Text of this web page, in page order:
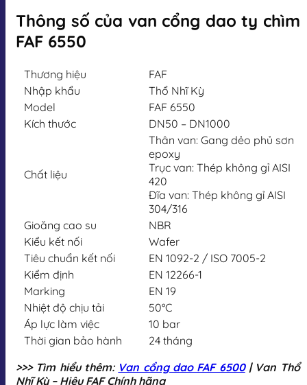
Thông số của van cổng dao ty chìm
FAF 6550
Thương hiệu
FAF
Nhập khẩu
Thổ Nhĩ Kỳ
Model
FAF 6550
Kích thước
DN50 – DN1000
Chất liệu
Thân van: Gang dẻo phủ sơn
epoxy
Trục van: Thép không gỉ AISI
420
Đĩa van: Thép không gỉ AISI
304/316
Gioăng cao su
NBR
Kiểu kết nối
Wafer
Tiêu chuẩn kết nối
EN 1092-2 / ISO 7005-2
Kiểm định
EN 12266-1
Marking
EN 19
Nhiệt độ chịu tải
50°C
Áp lực làm việc
10 bar
Thời gian bảo hành
24 tháng
>>> Tìm hiểu thêm: Van cổng dao FAF 6500| Van Thổ
Nhĩ Kỳ – Hiệu FAF Chính hãng